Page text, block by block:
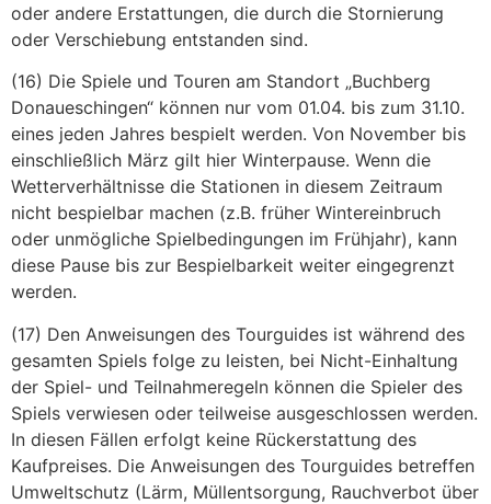
oder andere Erstattungen, die durch die Stornierung
oder Verschiebung entstanden sind.
(16) Die Spiele und Touren am Standort „Buchberg
Donaueschingen“ können nur vom 01.04. bis zum 31.10.
eines jeden Jahres bespielt werden. Von November bis
einschließlich März gilt hier Winterpause. Wenn die
Wetterverhältnisse die Stationen in diesem Zeitraum
nicht bespielbar machen (z.B. früher Wintereinbruch
oder unmögliche Spielbedingungen im Frühjahr), kann
diese Pause bis zur Bespielbarkeit weiter eingegrenzt
werden.
(17) Den Anweisungen des Tourguides ist während des
gesamten Spiels folge zu leisten, bei Nicht-Einhaltung
der Spiel- und Teilnahmeregeln können die Spieler des
Spiels verwiesen oder teilweise ausgeschlossen werden.
In diesen Fällen erfolgt keine Rückerstattung des
Kaufpreises. Die Anweisungen des Tourguides betreffen
Umweltschutz (Lärm, Müllentsorgung, Rauchverbot über